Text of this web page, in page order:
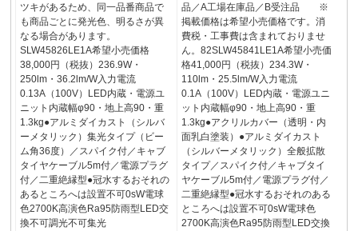
ツキがあるため、同一品番商品で
も商品ごとに発光色、明るさが異
なる場合があります。
SLW45826LE1A希望小売価格
38,000円（税抜）236.9W・
250lm・36.2lm/W入力電流
0.13A（100V）LED内蔵・電源ユ
ニット内蔵幅φ90・地上高90・重
1.3kg●アルミダイカスト（シルバ
ーメタリック）集光タイプ（ビー
ム角36度）／スパイク付／キャブ
タイヤケーブル5m付／電源プラグ
付／二重絶縁型●冠水するおそれの
あるところへは設置不可0sW電球
色2700K高演色Ra95防雨型LED交
換不可調光不可集光
品／A工場在庫品／B受注品 ※
掲載価格は希望小売価格です。消
費税・工事費は含まれておりませ
ん。82SLW45841LE1A希望小売価
格41,000円（税抜）234.3W・
110lm・25.5lm/W入力電流
0.1A（100V）LED内蔵・電源ユニ
ット内蔵幅φ90・地上高90・重
1.3kg●アクリルカバー（透明・内
面乳白塗装）●アルミダイカスト
（シルバーメタリック）全般拡散
タイプ／スパイク付／キャブタイ
ヤケーブル5m付／電源プラグ付／
二重絶縁型●冠水するおそれのある
ところへは設置不可0sW電球色
2700K高演色Ra95防雨型LED交換